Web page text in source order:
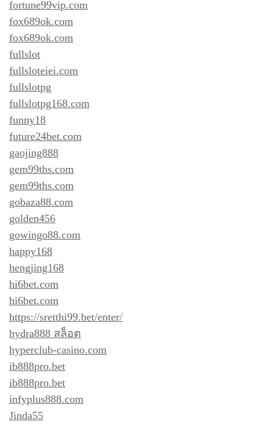
fortune99vip.com
fox689ok.com
fox689ok.com
fullslot
fullsloteiei.com
fullslotpg
fullslotpg168.com
funny18
future24bet.com
gaojing888
gem99ths.com
gem99ths.com
gobaza88.com
golden456
gowingo88.com
happy168
hengjing168
hi6bet.com
hi6bet.com
https://sretthi99.bet/enter/
hydra888 สล็อต
hyperclub-casino.com
ib888pro.bet
ib888pro.bet
infyplus888.com
Jinda55